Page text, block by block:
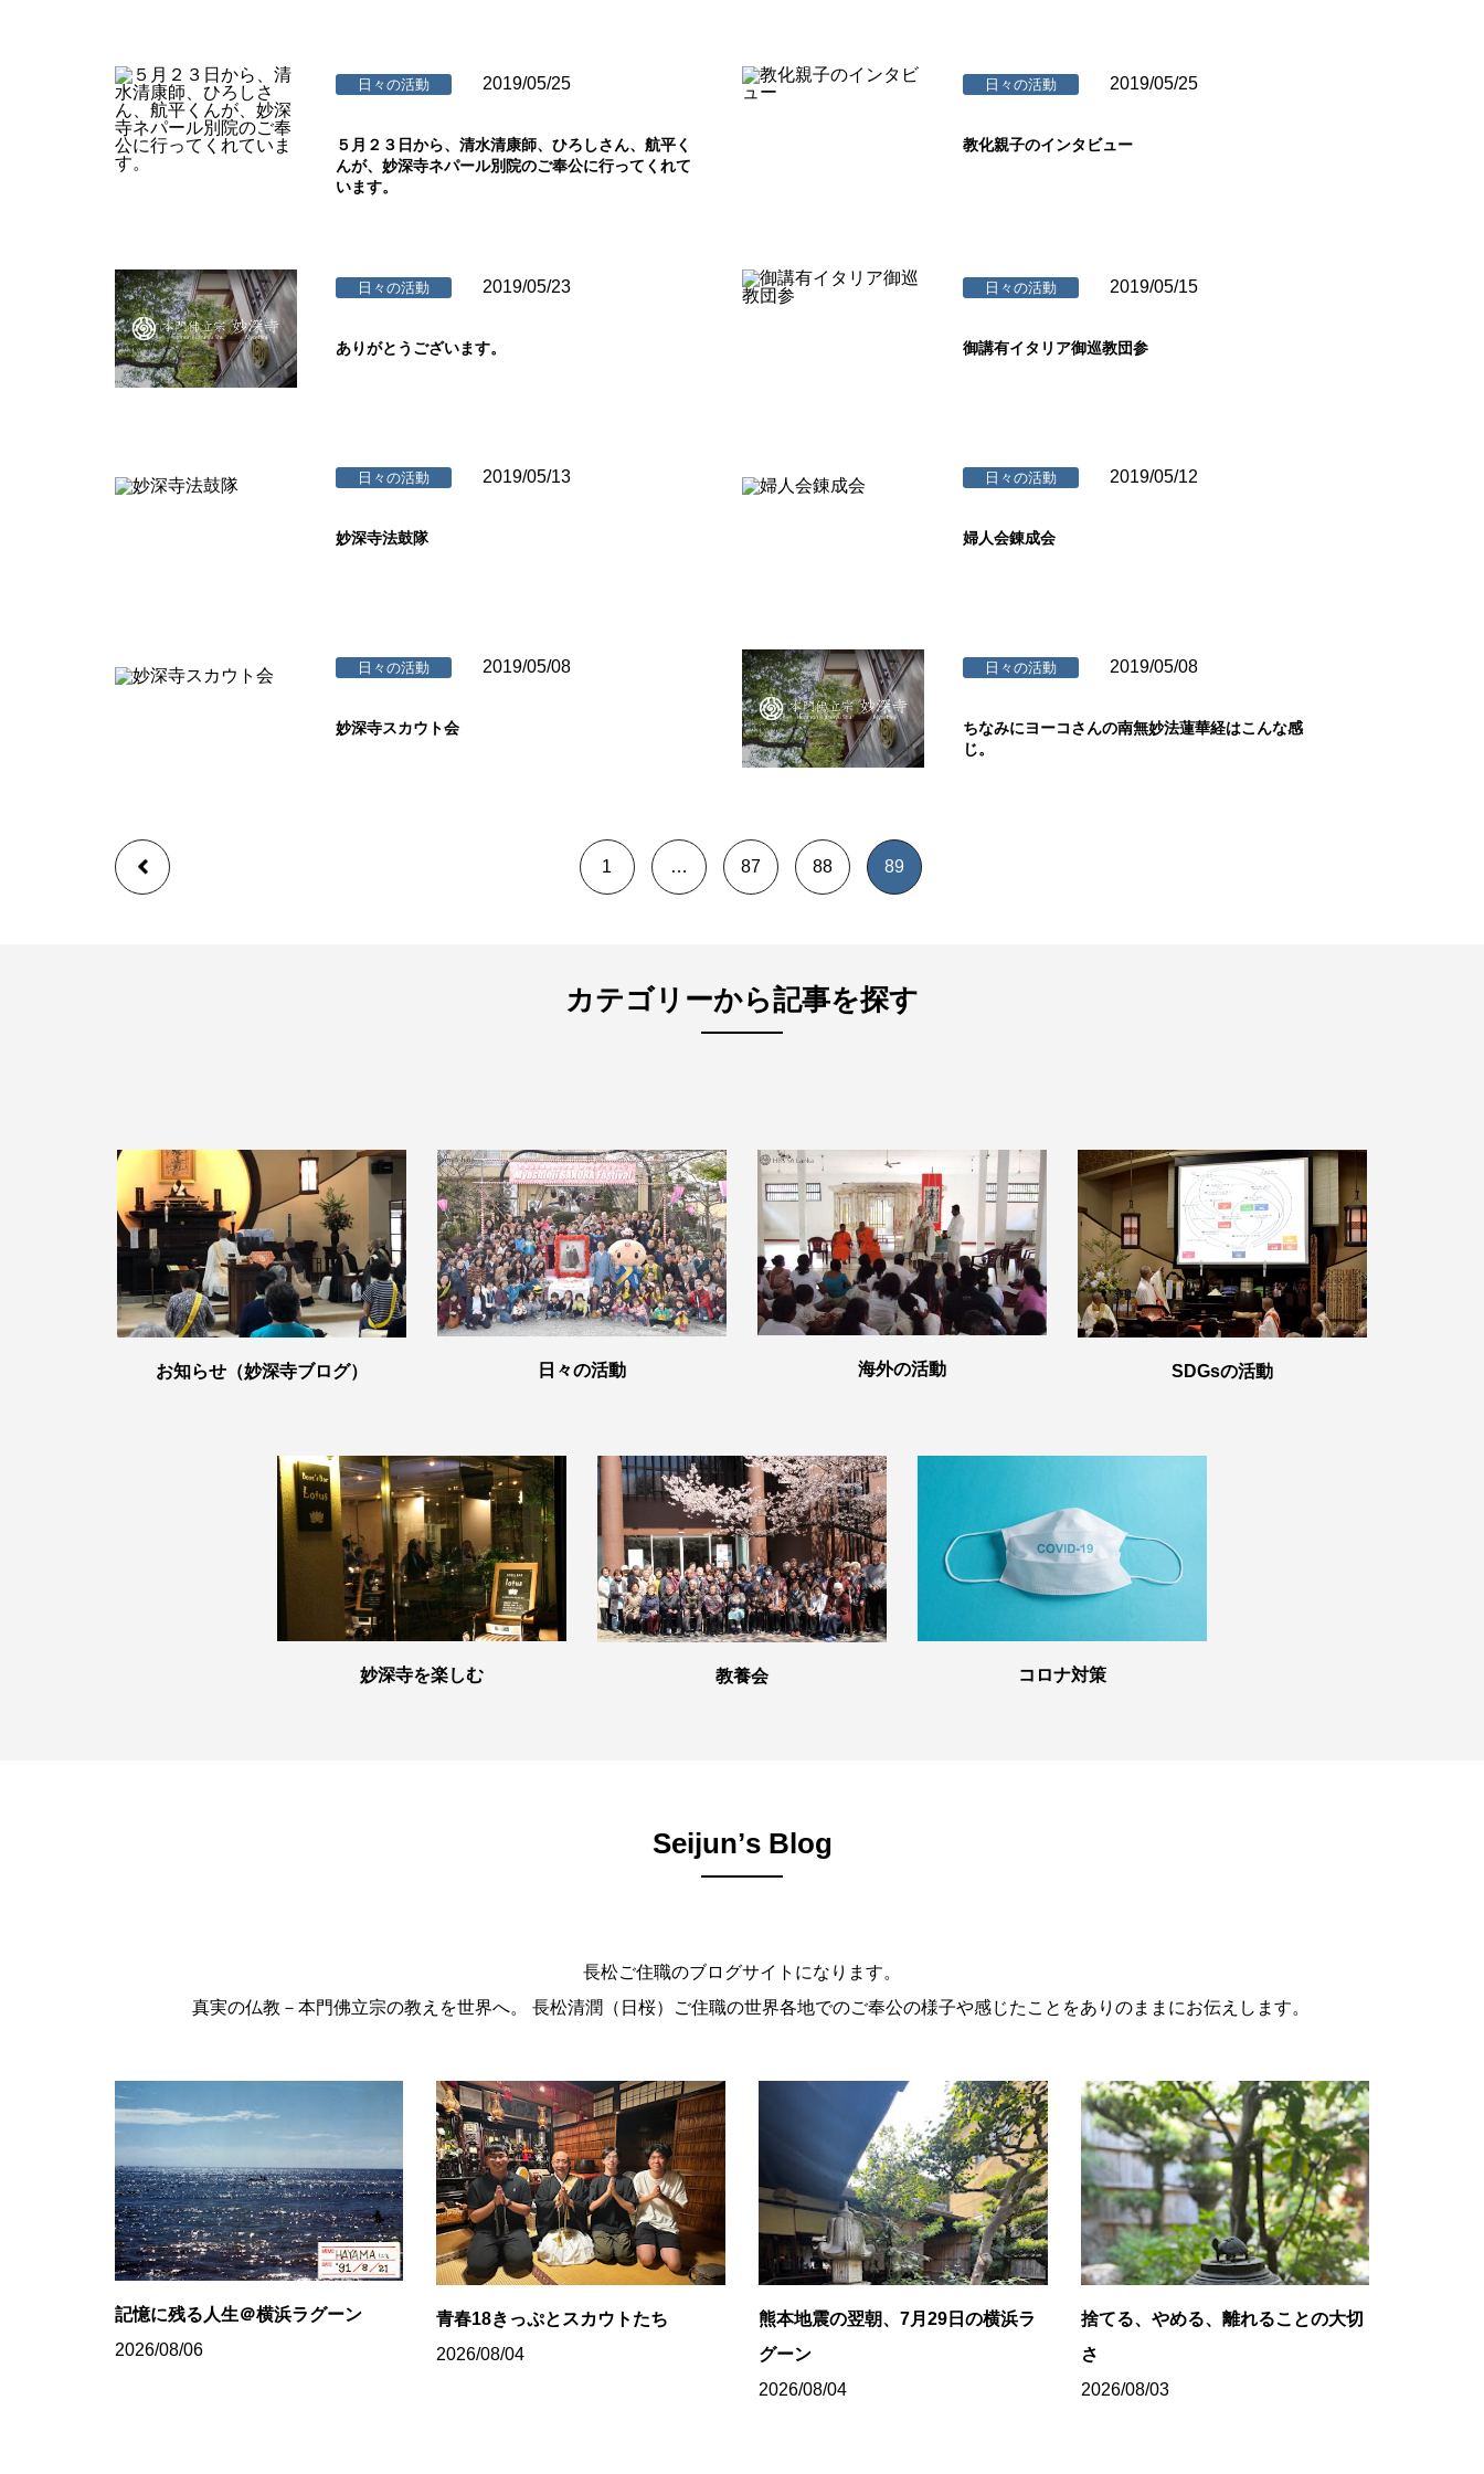
日々の活動 2019/05/25
５月２３日から、清水清康師、ひろしさん、航平く
んが、妙深寺ネパール別院のご奉公に行ってくれて
います。
日々の活動 2019/05/25
教化親子のインタビュー
日々の活動 2019/05/23
ありがとうございます。
日々の活動 2019/05/15
御講有イタリア御巡教団参
日々の活動 2019/05/13
妙深寺法鼓隊
日々の活動 2019/05/12
婦人会錬成会
日々の活動 2019/05/08
妙深寺スカウト会
日々の活動 2019/05/08
ちなみにヨーコさんの南無妙法蓮華経はこんな感
じ。
1 … 87 88 89
カテゴリーから記事を探す
お知らせ（妙深寺ブログ） 日々の活動 海外の活動 SDGsの活動
妙深寺を楽しむ 教養会 コロナ対策
Seijunʼs Blog
長松ご住職のブログサイトになります。
真実の仏教－本門佛立宗の教えを世界へ。 長松清潤（日桜）ご住職の世界各地でのご奉公の様子や感じたことをありのままにお伝えします。
記憶に残る人生＠横浜ラグーン
2026/08/06
青春18きっぷとスカウトたち
2026/08/04
熊本地震の翌朝、7月29日の横浜ラ
グーン
2026/08/04
捨てる、やめる、離れることの大切
さ
2026/08/03